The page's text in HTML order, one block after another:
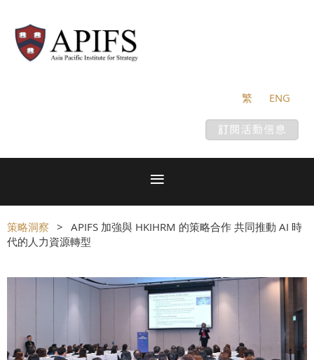
繁 ENG
策略洞察
APIFS 加強與 HKIHRM 的策略合作 共同推動 AI 時
代的人力資源轉型